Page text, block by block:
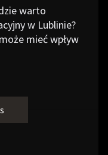
warto
w Lublinie?
mieć wpływ